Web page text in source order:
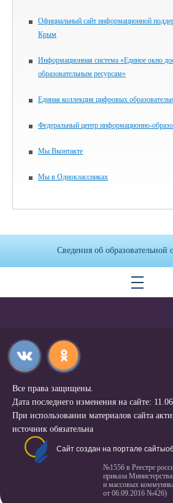
Официальный сайт информационной
Крым
Информационная система «Единое окно
образовательным ресурсам»
Единая коллекция цифровых
Федеральный центр информационно-
Мы Вконтакте
Мы в Одноклассниках
Сведения об образовательной
Все права защищены.
Дата последнего изменения на сайте:
При использовании материалов сайта
источник обязательна
Сайт создан на портале
№1556 в Реестре
приказа
и массовых
от 06.09.2016 №426)